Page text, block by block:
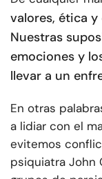
valores, ética
Nuestras
emociones y
llevar a un
En otras
a lidiar con el
evitemos
psiquiatra John